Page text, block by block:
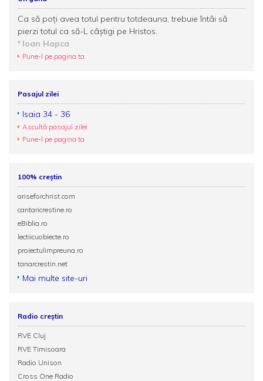
Ca să poți avea totul pentru totdeauna, trebuie întâi să
pierzi totul ca să-L câștigi pe Hristos.
Ioan Hapca
Pune-l pe pagina ta
Pasajul zilei
Isaia 34 - 36
Ascultă pasajul zilei
Pune-l pe pagina ta
100% creștin
ariseforchrist.com
cantaricrestine.ro
eBiblia.ro
lectiicuobiecte.ro
proiectulimpreuna.ro
tanarcrestin.net
Mai multe site-uri
Radio creștin
RVE Cluj
RVE Timisoara
Radio Unison
Cross One Radio